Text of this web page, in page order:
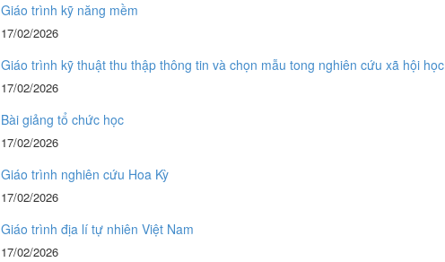
Giáo trình kỹ năng mềm
17/02/2026
Giáo trình kỹ thuật thu thập thông tin và chọn mẫu tong nghiên cứu xã hội học
17/02/2026
Bài giảng tổ chức học
17/02/2026
Giáo trình nghiên cứu Hoa Kỳ
17/02/2026
Giáo trình địa lí tự nhiên Việt Nam
17/02/2026